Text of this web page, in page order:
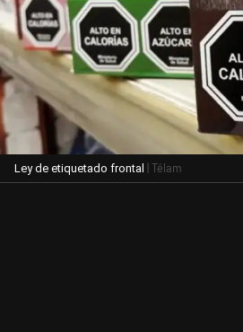
Ley de etiquetado frontal | Télam